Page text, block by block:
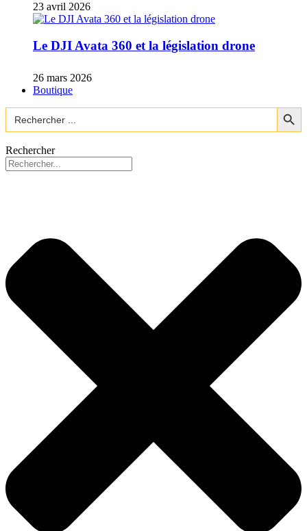
23 avril 2026
Le DJI Avata 360 et la législation drone
26 mars 2026
Boutique
Search
for:
Search Button
Rechercher